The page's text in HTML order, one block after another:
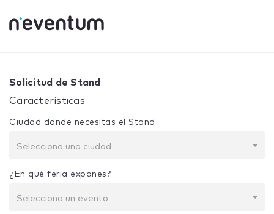
Tu selección: Diseño + Construcción
Solicitud de Stand
Características
Ciudad donde necesitas el Stand
Selecciona una ciudad
¿En qué feria expones?
Selecciona un evento